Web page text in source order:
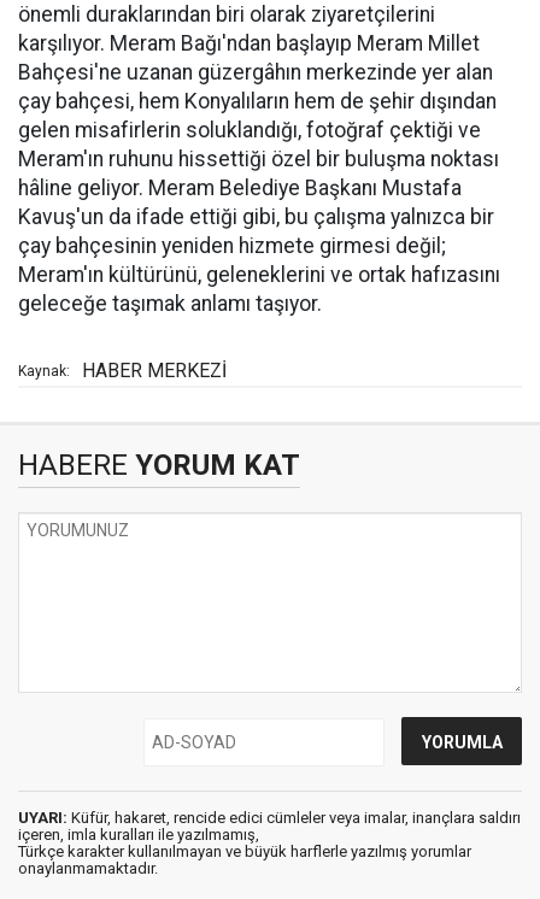
önemli duraklarından biri olarak ziyaretçilerini
karşılıyor. Meram Bağı'ndan başlayıp Meram Millet
Bahçesi'ne uzanan güzergâhın merkezinde yer alan
çay bahçesi, hem Konyalıların hem de şehir dışından
gelen misafirlerin soluklandığı, fotoğraf çektiği ve
Meram'ın ruhunu hissettiği özel bir buluşma noktası
hâline geliyor. Meram Belediye Başkanı Mustafa
Kavuş'un da ifade ettiği gibi, bu çalışma yalnızca bir
çay bahçesinin yeniden hizmete girmesi değil;
Meram'ın kültürünü, geleneklerini ve ortak hafızasını
geleceğe taşımak anlamı taşıyor.
Kaynak: HABER MERKEZİ
HABERE YORUM KAT
UYARI: Küfür, hakaret, rencide edici cümleler veya imalar, inançlara saldırı
içeren, imla kuralları ile yazılmamış,
Türkçe karakter kullanılmayan ve büyük harflerle yazılmış yorumlar
onaylanmamaktadır.